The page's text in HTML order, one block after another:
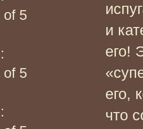
и
его!
его,
что